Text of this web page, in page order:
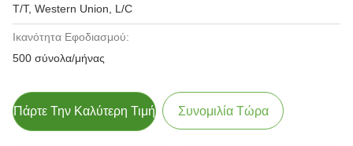
T/T, Western Union, L/C
Ικανότητα Εφοδιασμού:
500 σύνολα/μήνας
Πάρτε Την Καλύτερη Τιμή Συνομιλία Τώρα